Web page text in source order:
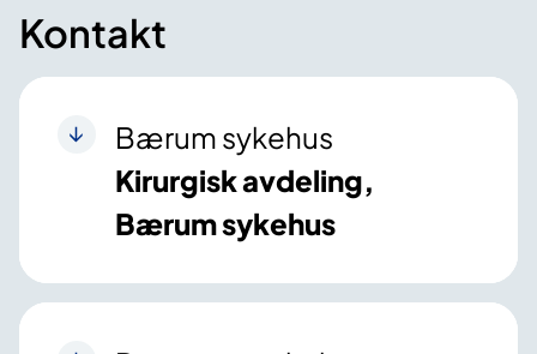
Kontakt
Bærum sykehus
Kirurgisk avdeling,
Bærum sykehus